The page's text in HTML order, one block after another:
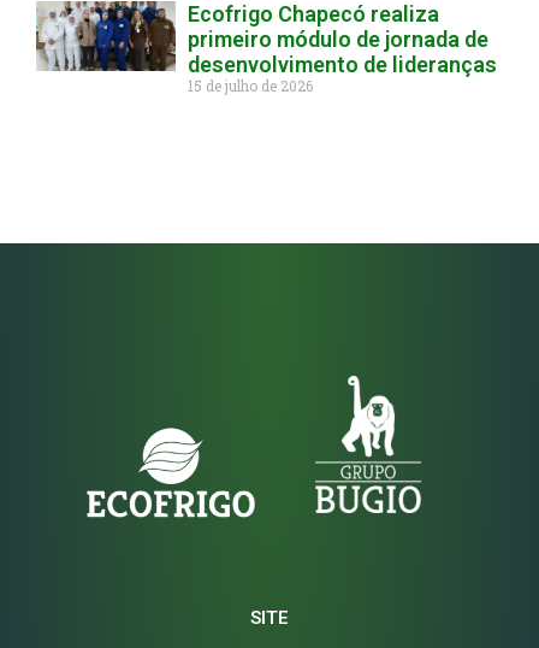
Ecofrigo Chapecó realiza
primeiro módulo de jornada de
desenvolvimento de lideranças
15 de julho de 2026
SITE